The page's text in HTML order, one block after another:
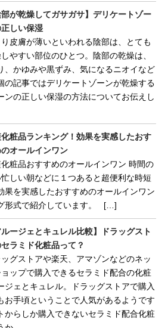
部が乾燥してガサガサ】デリケートゾー
しい保湿
皮膚が薄いといわれる陰部は、とても
やすい部位のひとつ。陰部の乾燥は、
、かゆみや黒ずみ、気になるニオイなど
の記事ではデリケートゾーンが乾燥する
ンの正しい保湿の方法についてお伝えし
化粧品ランキング！効果を実感したおす
オールインワン
粧品おすすめのオールインワン 時間の
しい朝などに１つあると超便利な時短
果を実感したおすすめのオールインワン
形式で紹介しています。 […]
ルージェとキュレル比較】ドラッグスト
ラミド化粧品って？
ッグストアや楽天、アマゾンなどのネッ
ョップで購入できるセラミド配合の化粧
ジェとキュレル。ドラッグストアで購入
お手頃ということで人気があるようです
からしか購入できないセラミド配合化粧